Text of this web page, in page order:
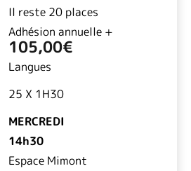
Il reste 20 places
Adhésion annuelle +
105,00€
Langues
25 X 1H30
MERCREDI
14h30
Espace Mimont